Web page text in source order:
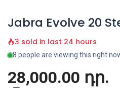
Jabra Evolve 20
3 sold in last 24 hours
8 people are viewing this right
28,000.00 դր.